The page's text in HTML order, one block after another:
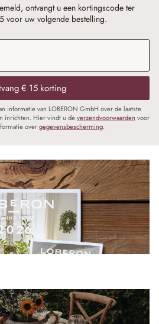
ontvangt u een kortingscode ter
voor uw volgende bestelling.
€ 15 korting
informatie van LOBERON GmbH over de laatste
inrichten. Hier vindt u deverzendvoorwaarden voor
overgegevensbescherming.